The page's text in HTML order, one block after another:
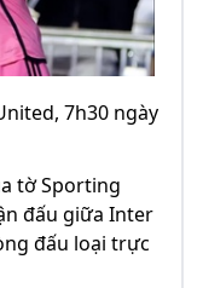
7h30 ngày
tờ Sporting
đấu giữa Inter
đấu loại trực